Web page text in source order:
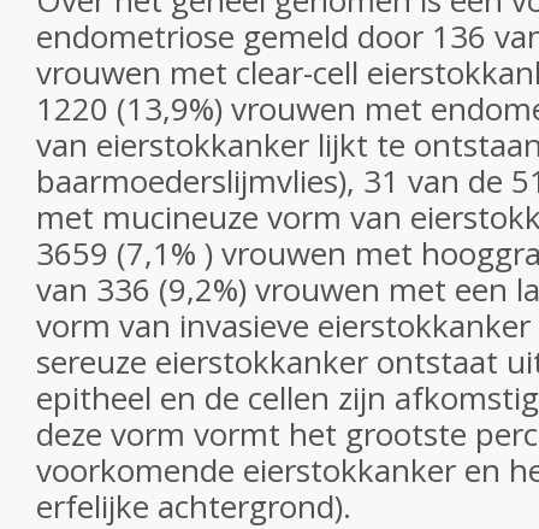
endometriose gemeld door 136
vrouwen met clear-cell
1220 (13,9%) vrouwen met
van eierstokkanker lijkt te
baarmoederslijmvlies), 31 van de
met mucineuze vorm van
3659 (7,1% ) vrouwen met
van 336 (9,2%) vrouwen met een
vorm van invasieve
sereuze eierstokkanker ontstaat
epitheel en de cellen zijn
deze vorm vormt het grootste
voorkomende eierstokkanker en
erfelijke achtergrond).